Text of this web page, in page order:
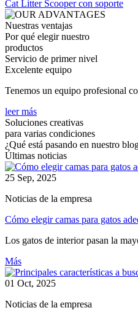
Cat Litter Scooper con soporte
Nuestras ventajas
Por qué elegir nuestro
productos
Servicio de primer nivel
Excelente equipo
Tenemos un equipo profesional
leer más
Soluciones creativas
para varias condiciones
¿Qué está pasando en nuestro
Últimas noticias
25 Sep, 2025
Noticias de la empresa
Cómo elegir camas para gatos
Los gatos de interior pasan la
Más
01 Oct, 2025
Noticias de la empresa